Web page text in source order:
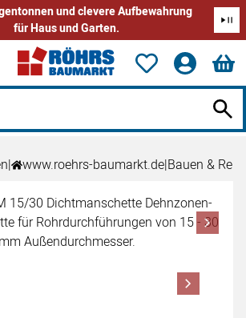
und clevere Aufbewahrung
für Haus und Garten.
springen
| www.roehrs-baumarkt.de|Bauen &
springen